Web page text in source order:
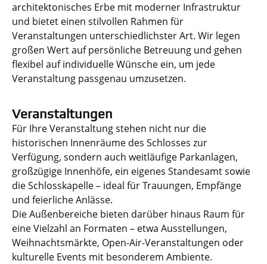
architektonisches Erbe mit moderner Infrastruktur
und bietet einen stilvollen Rahmen für
Veranstaltungen unterschiedlichster Art. Wir legen
großen Wert auf persönliche Betreuung und gehen
flexibel auf individuelle Wünsche ein, um jede
Veranstaltung passgenau umzusetzen.
Veranstaltungen
Für Ihre Veranstaltung stehen nicht nur die
historischen Innenräume des Schlosses zur
Verfügung, sondern auch weitläufige Parkanlagen,
großzügige Innenhöfe, ein eigenes Standesamt sowie
die Schlosskapelle – ideal für Trauungen, Empfänge
und feierliche Anlässe.
Die Außenbereiche bieten darüber hinaus Raum für
eine Vielzahl an Formaten – etwa Ausstellungen,
Weihnachtsmärkte, Open-Air-Veranstaltungen oder
kulturelle Events mit besonderem Ambiente.